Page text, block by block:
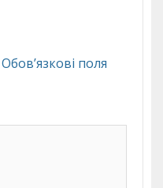
Обов’язкові поля